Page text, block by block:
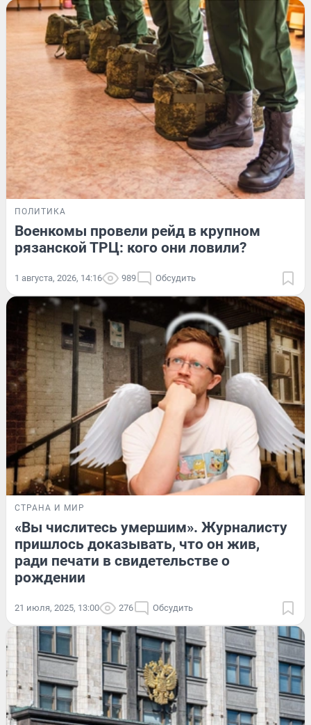
ПОЛИТИКА
Военкомы провели рейд в крупном
рязанской ТРЦ: кого они ловили?
1 августа, 2026, 14:16 989 Обсудить
СТРАНА И МИР
«Вы числитесь умершим». Журналисту
пришлось доказывать, что он жив,
ради печати в свидетельстве о
рождении
21 июля, 2025, 13:00 276 Обсудить